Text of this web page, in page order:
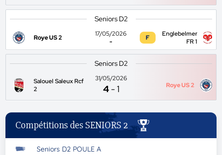
Seniors D2
Roye US 2
17/05/2026
-
F
Englebelmer
FR 1
Seniors D2
Salouel Saleux Rcf
2
31/05/2026
4 -1 Roye US 2
Compétitions des SENIORS 2
Seniors D2 POULE A